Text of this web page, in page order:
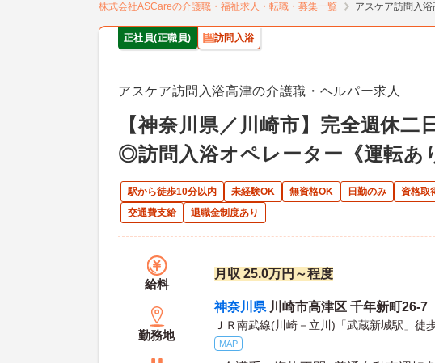
株式会社ASCareの介護職・福祉求人・転職・募集一覧
アスケア訪問入浴
正社員(正職員) 訪問入浴
アスケア訪問入浴高津の介護職・ヘルパー求人
【神奈川県／川崎市】完全週休二
◎訪問入浴オペレーター《運転あ
駅から徒歩10分以内 未経験OK 無資格OK 日勤のみ 資格取
交通費支給
退職金制度あり
給料
月収 25.0万円～程度
勤務地
神奈川県 川崎市高津区 千年新町26-7
ＪＲ南武線(川崎－立川)「武蔵新城駅」徒
MAP